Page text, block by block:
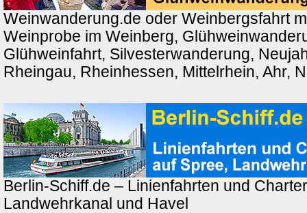
Weinwanderung.de oder Weinbergsfahrt
Weinprobe im Weinberg,
Glühweinfahrt, Silvesterwanderung,
Rheingau, Rheinhessen, Mittelrhein, Ahr,
Berlin-Schiff.de – Linienfahrten und
Landwehrkanal und Havel